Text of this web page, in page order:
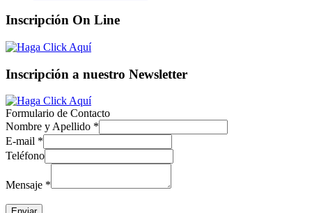
Inscripción On Line
Inscripción a nuestro Newsletter
Formulario de Contacto
Nombre y Apellido *
E-mail *
Teléfono
Mensaje *